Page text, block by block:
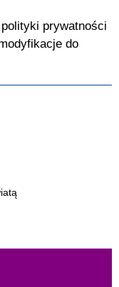
prywatności
do